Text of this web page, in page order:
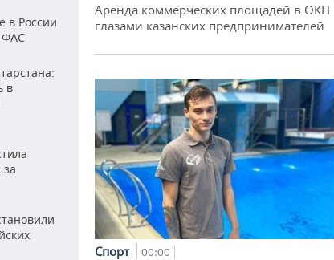
в России
ФАС
в
Аренда коммерческих площадей в ОКН
глазами казанских предпринимателей
Спорт 00:00